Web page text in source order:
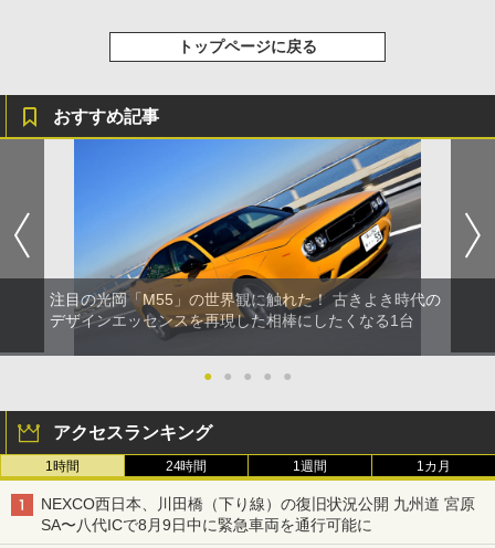
トップページに戻る
おすすめ記事
注目の光岡「M55」の世界観に触れた！ 古きよき時代の
デザインエッセンスを再現した相棒にしたくなる1台
● ● ● ● ●
アクセスランキング
1時間 24時間 1週間 1カ月
NEXCO西日本、川田橋（下り線）の復旧状況公開 九州道 宮原
SA〜八代ICで8月9日中に緊急車両を通行可能に